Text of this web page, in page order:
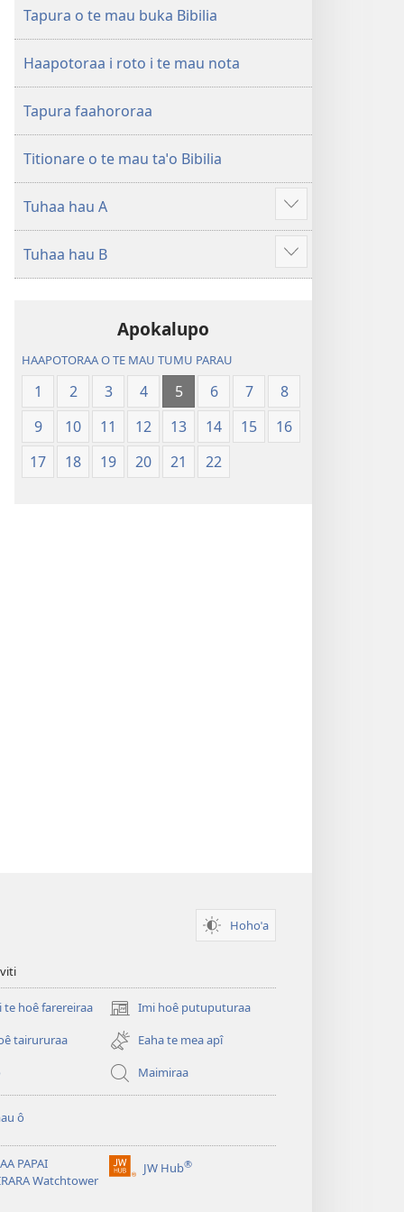
ao
apî
Huriraa
o
te
Tapura o te mau buka Bibilia
Haapotoraa i roto i te mau nota
Tapura faahororaa
Titionare o te mau taˈo Bibilia
Tuhaa hau A
Hi
ˈo
hau
atu
Tuhaa hau B
Hi
ˈo
Apokalupo
HAAPOTORAA O TE MAU TUMU PARAU
1 2 3 4 5 6 7
8
9
10 11 12 13 14 15
16
17
18 19 20 21 22
Hohoˈa
te hoê farereiraa Imi hoê putuputuraa
(opens
new
window)
tairururaa
Eaha te mea apî
Maimiraa
ô
PAPAI
Watchtower
JW Hub®
(opens